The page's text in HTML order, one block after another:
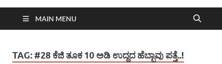
MAIN MENU
TAG: #28 ಕೆಜಿ ತೂಕ 10 ಅಡಿ ಉದ್ದದ ಹೆಬ್ಬಾವು ಪತ್ತೆ..!